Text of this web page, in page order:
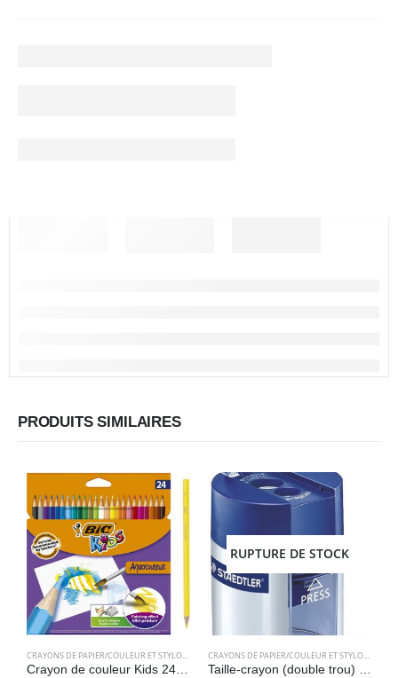
PRODUITS SIMILAIRES
CRAYONS DE PAPIER/COULEUR ET STYLOS, FOURNITURES SCOLAIRES
Crayon de couleur Kids 24 – Bic Aquacouleur
RUPTURE DE STOCK
CRAYONS DE PAPIER/COULEUR ET STYLOS,
Taille-crayon (double trou) STAEDTLER 512001